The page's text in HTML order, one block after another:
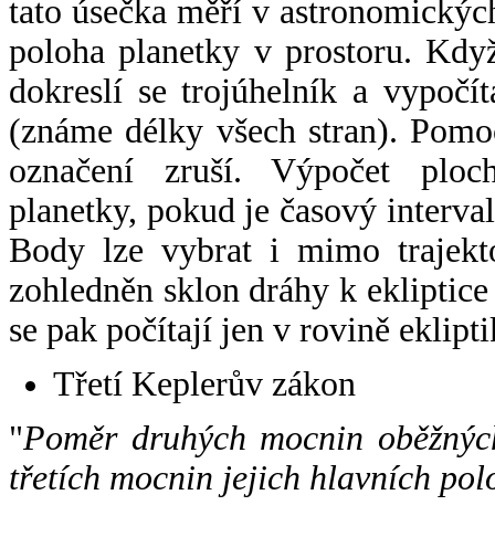
tato úsečka měří v
poloha planetky v prostoru.
dokreslí se trojúhelník a
(známe délky všech stran).
označení zruší. Výpočet
planetky, pokud je časový
Body lze vybrat i mimo
zohledněn sklon dráhy k
se pak počítají jen v rovině
Třetí Keplerův zákon
"Poměr druhých mocnin
třetích mocnin jejich hlavních